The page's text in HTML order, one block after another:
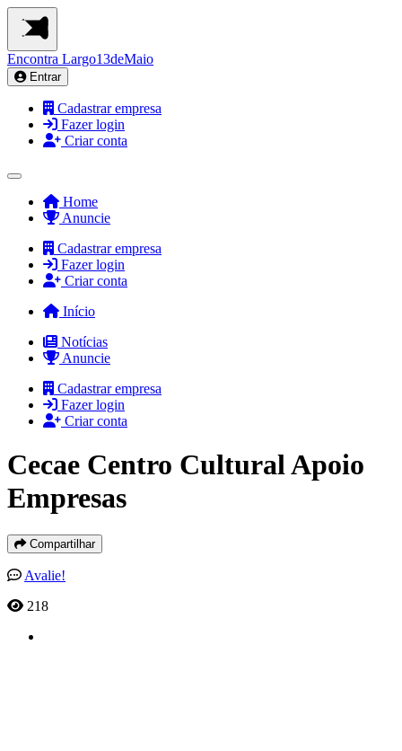
Encontra Largo13deMaio
Entrar
Cadastrar empresa
Fazer login
Criar conta
Home
Anuncie
Cadastrar empresa
Fazer login
Criar conta
Início
Notícias
Anuncie
Cadastrar empresa
Fazer login
Criar conta
Cecae Centro Cultural Apoio
Empresas
Compartilhar
Avalie!
218